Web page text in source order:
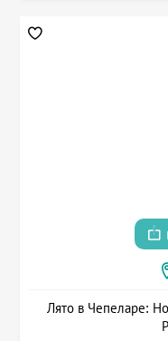
Лято в Чепеларе: